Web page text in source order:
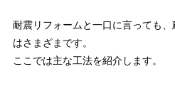
耐震リフォームと一口に言っても
はさまざまです。
ここでは主な工法を紹介します。